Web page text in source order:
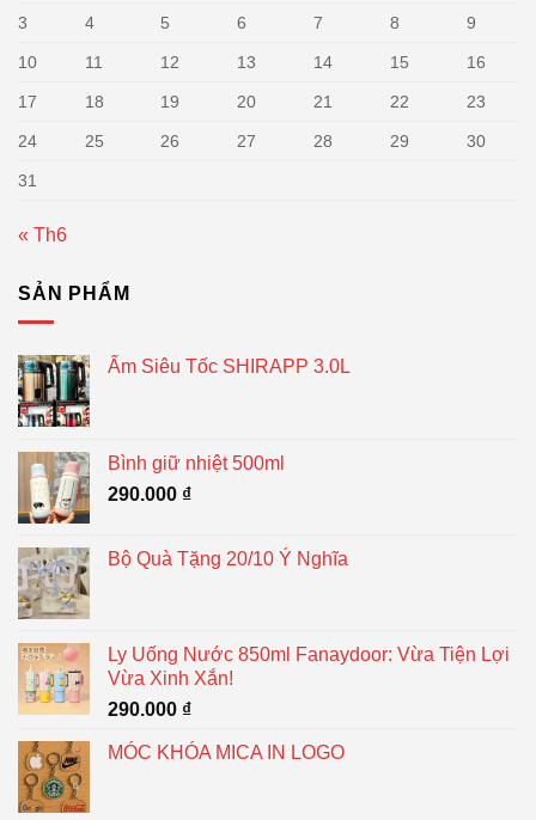
3 4 5 6 7 8 9
10 11 12 13 14 15 16
17 18 19 20 21 22 23
24 25 26 27 28 29 30
31
« Th6
SẢN PHẨM
Ấm Siêu Tốc SHIRAPP 3.0L
Bình giữ nhiệt 500ml
290.000 ₫
Bộ Quà Tặng 20/10 Ý Nghĩa
Ly Uống Nước 850ml Fanaydoor: Vừa Tiện Lợi
Vừa Xinh Xắn!
290.000 ₫
MÓC KHÓA MICA IN LOGO